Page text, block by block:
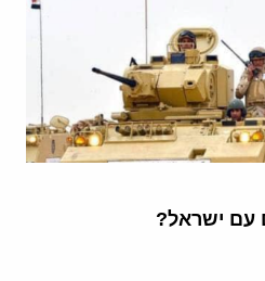
עם ישראל?